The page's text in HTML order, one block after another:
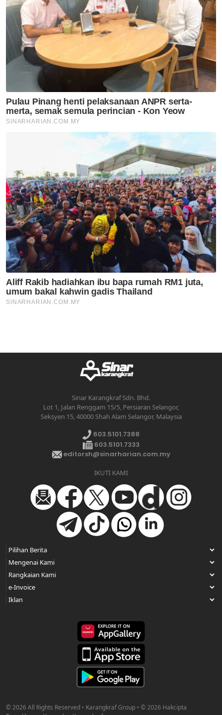
Sinar Karangkraf Sdn. Bhd.
Lot 1, Jalan Renggam 15/5, Persiaran Selangor,
Seksyen 15, 40000 Shah Alam Selangor, Malaysia
603.5101.7388
603.5101.7333
editorsh@sinarharian.com.my
IKUTI KAMI
© 2026 All Rights Reserved • Karangkraf Group • © 2026 Hakcipta